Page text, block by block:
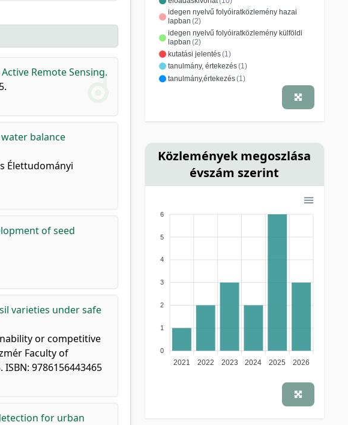
Remote Sensing.
balance
Élettudományi
of seed
varieties under safe
or competitive
Faculty of
9786156443465
for urban
idegen nyelvű folyóiratközlemény hazai
lapban (2)
idegen nyelvű folyóiratközlemény külföldi
lapban (2)
kutatási jelentés(1)
tanulmány, értekezés(1)
tanulmány,értekezés(1)
Közlemények megoszlása
évszám szerint
6
5
4
3
2
1
0
2021 2022 2023 2024 2025 2026